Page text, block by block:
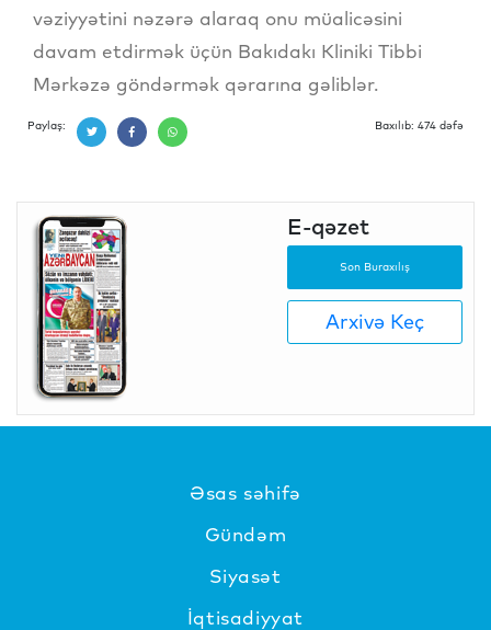
vəziyyətini nəzərə alaraq onu müalicəsini
davam etdirmək üçün Bakıdakı Kliniki Tibbi
Mərkəzə göndərmək qərarına gəliblər.
Paylaş: Baxılıb: 474 dəfə
E-qəzet
Son Buraxılış
Arxivə Keç
Əsas səhifə
Gündəm
Siyasət
İqtisadiyyat